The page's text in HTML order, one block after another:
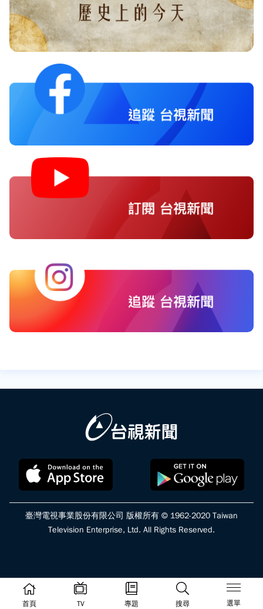
首頁 TV 專題 搜尋 選單
臺灣電視事業股份有限公司 版權所有 © 1962-2020 Taiwan
Television Enterprise, Ltd. All Rights Reserved.